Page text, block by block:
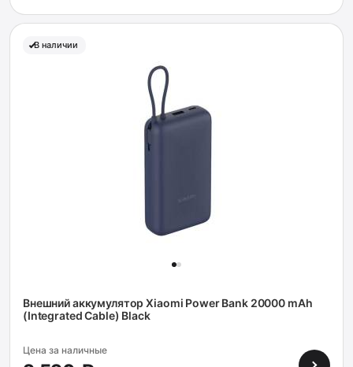
В наличии
Внешний аккумулятор Xiaomi Power Bank 20000 mAh
(Integrated Cable) Black
Цена за наличные